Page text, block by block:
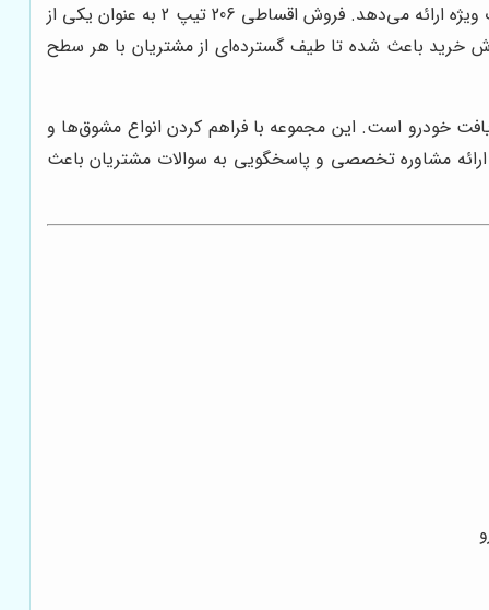
مجموعه دنیای خودرو با هدف تسهیل خرید خودرو برای مشتریان، شرایط فروش اقساطی ایران خودرو را به شکل گسترده و با تسهیلات ویژه ارائه می‌دهد. فروش اقساطی 206 تیپ 2 به عنوان یکی از
خرید باعث شده تا طیف گسترده‌ای از مشتریان با هر سطح
خودرو است. این مجموعه با فراهم کردن انواع مشوق‌ها و
ارائه مشاوره تخصصی و پاسخگویی به سوالات مشتریان باعث